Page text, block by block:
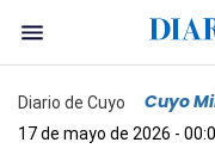
Diario de Cuyo Cuyo
17 de mayo de 2026 -